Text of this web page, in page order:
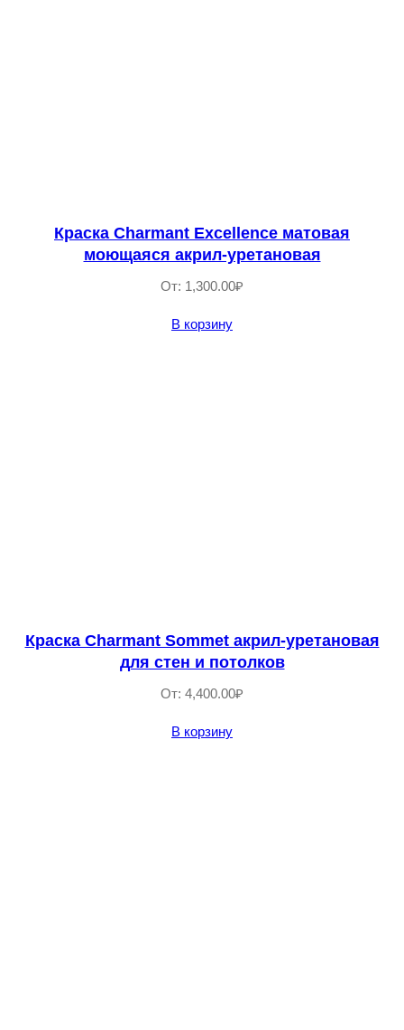
Краска Сharmant Excellence матовая
моющаяся акрил-уретановая
От: 1,300.00₽
В корзину
Краска Сharmant Sommet акрил-уретановая
для стен и потолков
От: 4,400.00₽
В корзину